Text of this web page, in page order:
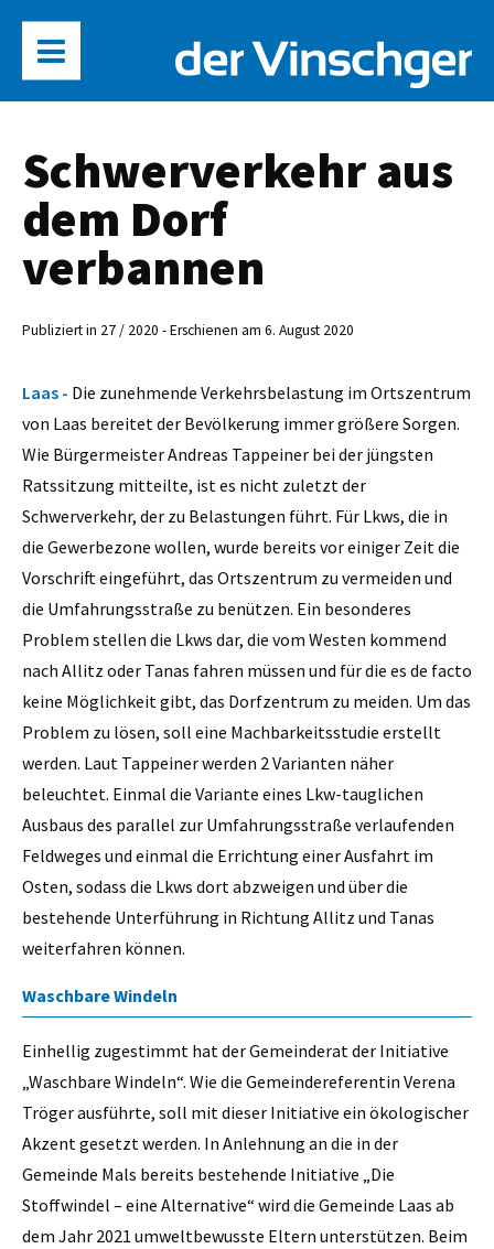
Schwerverkehr aus
dem Dorf
verbannen
Publiziert in 27 / 2020 - Erschienen am 6. August 2020
Laas - Die zunehmende Verkehrsbelastung im Ortszentrum
von Laas bereitet der Bevölkerung immer größere Sorgen.
Wie Bürgermeister Andreas Tappeiner bei der jüngsten
Ratssitzung mitteilte, ist es nicht zuletzt der
Schwerverkehr, der zu Belastungen führt. Für Lkws, die in
die Gewerbezone wollen, wurde bereits vor einiger Zeit die
Vorschrift eingeführt, das Ortszentrum zu vermeiden und
die Umfahrungsstraße zu benützen. Ein besonderes
Problem stellen die Lkws dar, die vom Westen kommend
nach Allitz oder Tanas fahren müssen und für die es de facto
keine Möglichkeit gibt, das Dorfzentrum zu meiden. Um das
Problem zu lösen, soll eine Machbarkeitsstudie erstellt
werden. Laut Tappeiner werden 2 Varianten näher
beleuchtet. Einmal die Variante eines Lkw-tauglichen
Ausbaus des parallel zur Umfahrungsstraße verlaufenden
Feldweges und einmal die Errichtung einer Ausfahrt im
Osten, sodass die Lkws dort abzweigen und über die
bestehende Unterführung in Richtung Allitz und Tanas
weiterfahren können.
Waschbare Windeln
Einhellig zugestimmt hat der Gemeinderat der Initiative
„Waschbare Windeln“. Wie die Gemeindereferentin Verena
Tröger ausführte, soll mit dieser Initiative ein ökologischer
Akzent gesetzt werden. In Anlehnung an die in der
Gemeinde Mals bereits bestehende Initiative „Die
Stoffwindel – eine Alternative“ wird die Gemeinde Laas ab
dem Jahr 2021 umweltbewusste Eltern unterstützen. Beim